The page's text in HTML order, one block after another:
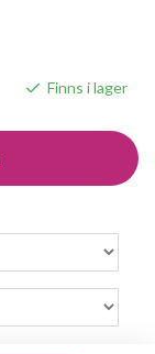
Finns i lager